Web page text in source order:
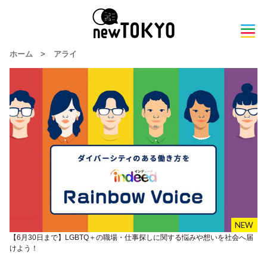
ホーム > アライ
【6月30日まで】LGBTQ＋の職場・仕事探しに関する悩みや想いを社会へ届
けよう！